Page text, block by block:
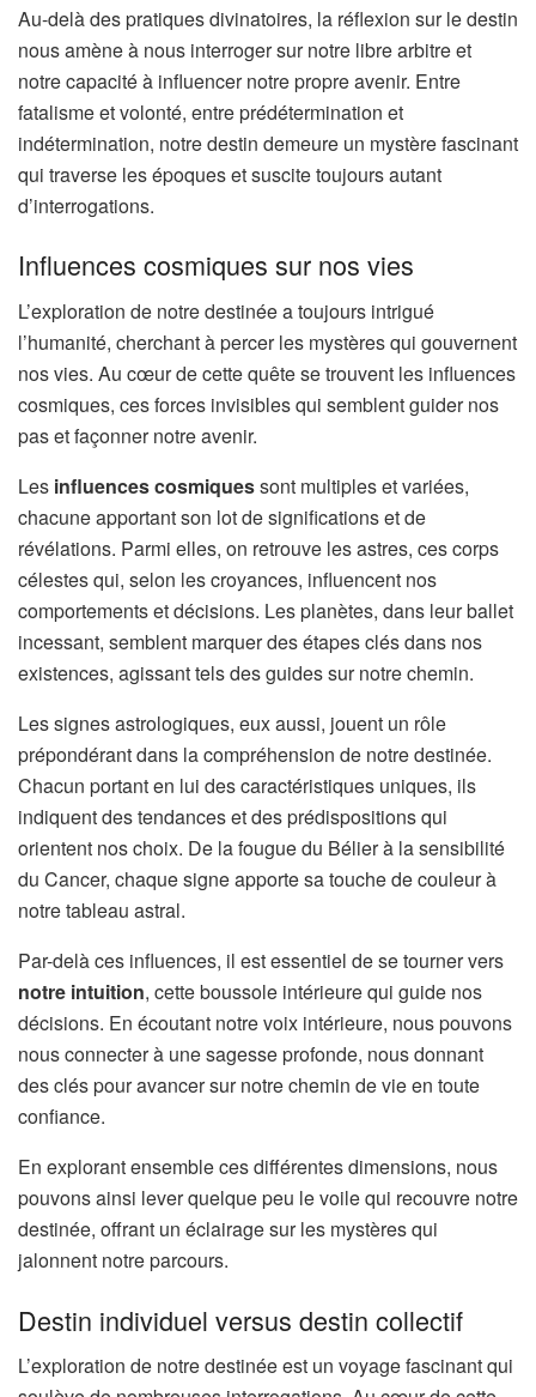
Au-delà des pratiques divinatoires, la réflexion sur le destin
nous amène à nous interroger sur notre libre arbitre et
notre capacité à influencer notre propre avenir. Entre
fatalisme et volonté, entre prédétermination et
indétermination, notre destin demeure un mystère fascinant
qui traverse les époques et suscite toujours autant
d’interrogations.
Influences cosmiques sur nos vies
L’exploration de notre destinée a toujours intrigué
l’humanité, cherchant à percer les mystères qui gouvernent
nos vies. Au cœur de cette quête se trouvent les influences
cosmiques, ces forces invisibles qui semblent guider nos
pas et façonner notre avenir.
Les influences cosmiquessont multiples et variées,
chacune apportant son lot de significations et de
révélations. Parmi elles, on retrouve les astres, ces corps
célestes qui, selon les croyances, influencent nos
comportements et décisions. Les planètes, dans leur ballet
incessant, semblent marquer des étapes clés dans nos
existences, agissant tels des guides sur notre chemin.
Les signes astrologiques, eux aussi, jouent un rôle
prépondérant dans la compréhension de notre destinée.
Chacun portant en lui des caractéristiques uniques, ils
indiquent des tendances et des prédispositions qui
orientent nos choix. De la fougue du Bélier à la sensibilité
du Cancer, chaque signe apporte sa touche de couleur à
notre tableau astral.
Par-delà ces influences, il est essentiel de se tourner vers
notre intuition, cette boussole intérieure qui guide nos
décisions. En écoutant notre voix intérieure, nous pouvons
nous connecter à une sagesse profonde, nous donnant
des clés pour avancer sur notre chemin de vie en toute
confiance.
En explorant ensemble ces différentes dimensions, nous
pouvons ainsi lever quelque peu le voile qui recouvre notre
destinée, offrant un éclairage sur les mystères qui
jalonnent notre parcours.
Destin individuel versus destin collectif
L’exploration de notre destinée est un voyage fascinant qui